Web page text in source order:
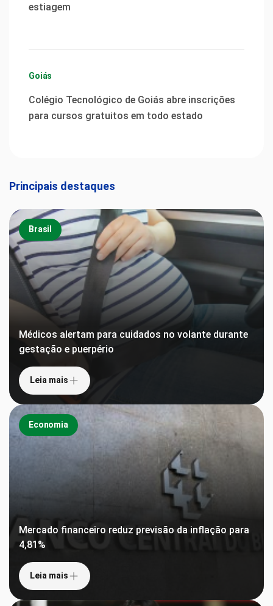
estiagem
Goiás
Colégio Tecnológico de Goiás abre inscrições
para cursos gratuitos em todo estado
Principais destaques
Brasil
Médicos alertam para cuidados no volante durante
gestação e puerpério
Leia mais
Economia
Mercado financeiro reduz previsão da inflação para
4,81%
Leia mais